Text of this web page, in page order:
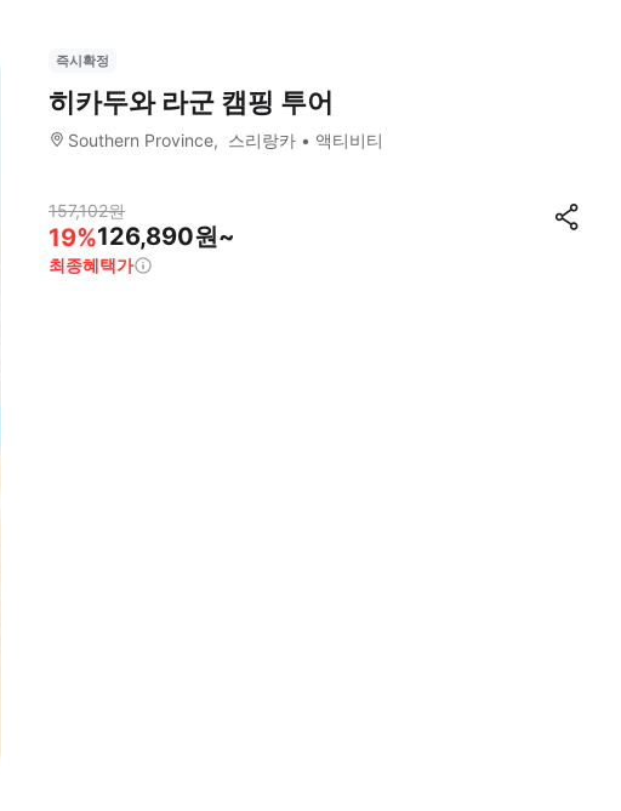
즉시확정
히카두와 라군 캠핑 투어
Southern Province 스리랑카 액티비티
157,102원
19%126,890원~
최종혜택가